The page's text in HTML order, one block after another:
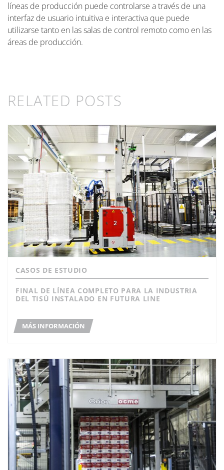
líneas de producción puede controlarse a través de una
interfaz de usuario intuitiva e interactiva que puede
utilizarse tanto en las salas de control remoto como en las
áreas de producción.
RELATED POSTS
CASOS DE ESTUDIO
FINAL DE LÍNEA COMPLETO PARA LA INDUSTRIA
DEL TISÚ INSTALADO EN FUTURA LINE
MÁS INFORMACIÓN